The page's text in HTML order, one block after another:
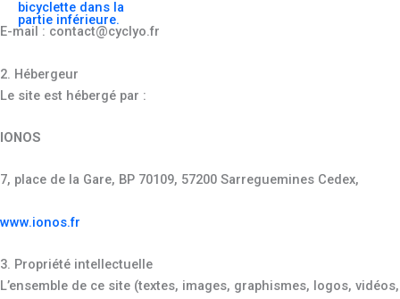
E-mail : contact@cyclyo.fr
2. Hébergeur
Le site est hébergé par :
IONOS
7, place de la Gare, BP 70109, 57200 Sarreguemines Cedex,
www.ionos.fr
3. Propriété intellectuelle
L’ensemble de ce site (textes, images, graphismes, logos, vidéos,